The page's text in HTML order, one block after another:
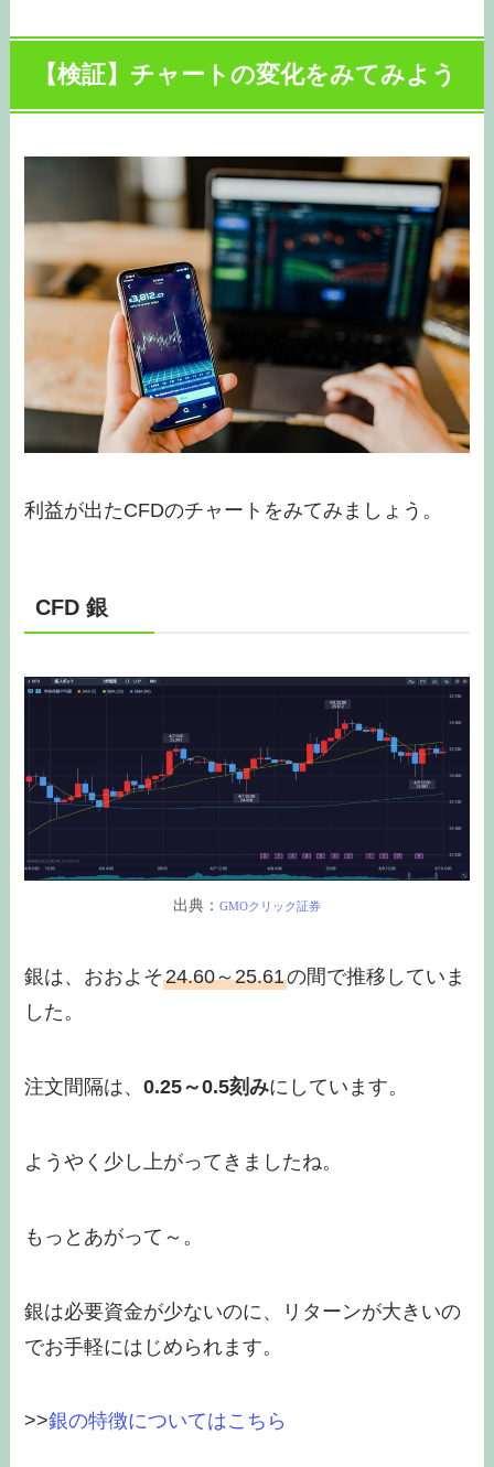
【検証】チャートの変化をみてみよう
利益が出たCFDのチャートをみてみましょう。
CFD 銀
出典： GMOクリック証券
銀は、おおよそ24.60～25.61の間で推移していま
した。
注文間隔は、0.25～0.5刻みにしています。
ようやく少し上がってきましたね。
もっとあがって～。
銀は必要資金が少ないのに、リターンが大きいの
でお手軽にはじめられます。
>>銀の特徴についてはこちら